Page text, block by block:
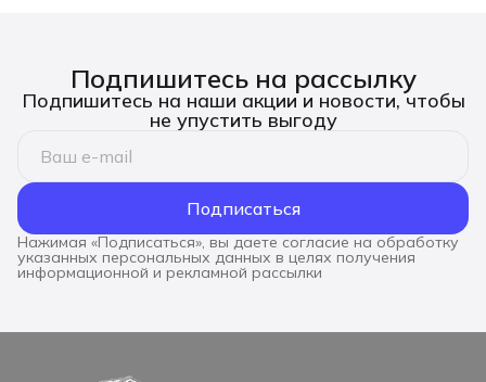
Подпишитесь на рассылку
Подпишитесь на наши акции и новости, чтобы
не упустить выгоду
Подписаться
Нажимая «Подписаться», вы даете согласие на обработку
указанных персональных данных в целях получения
информационной и рекламной рассылки